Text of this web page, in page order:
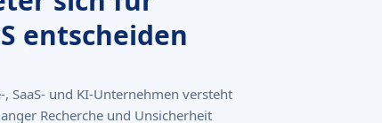
entscheiden
, SaaS- und KI-Unternehmen versteht
Recherche und Unsicherheit